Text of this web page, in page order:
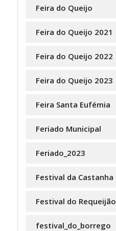
Feira do Queijo
Feira do Queijo 2021
Feira do Queijo 2022
Feira do Queijo 2023
Feira Santa Eufémia
Feriado Municipal
Feriado_2023
Festival da Castanha
Festival do Requeijão
festival_do_borrego